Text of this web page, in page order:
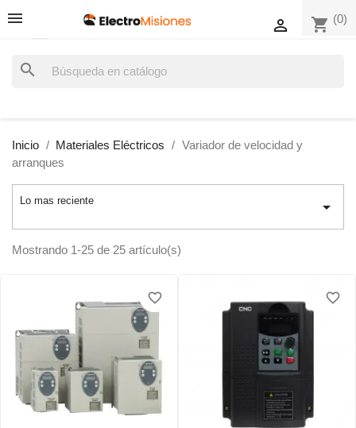
shopping_cart (0)

search
Inicio Materiales Eléctricos
Variador de velocidad y
arranques
Lo mas reciente 
Mostrando 1-25 de 25 artículo(s)
favorite_border
favorite_border favorite_border
favorite_border